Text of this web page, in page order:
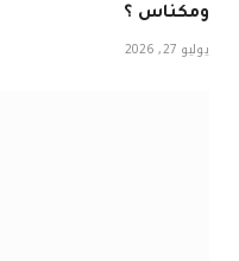
ومكناس ؟
يوليو 27, 2026